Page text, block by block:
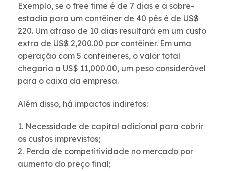
Exemplo, se o free time é de 7 dias e a sobre-
estadia para um contêiner de 40 pés é de US$
220. Um atraso de 10 dias resultará em um custo
extra de US$ 2,200.00 por contêiner. Em uma
operação com 5 contêineres, o valor total
chegaria a US$ 11,000.00, um peso considerável
para o caixa da empresa.
Além disso, há impactos indiretos:
1. Necessidade de capital adicional para cobrir
os custos imprevistos;
2. Perda de competitividade no mercado por
aumento do preço final;